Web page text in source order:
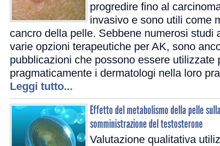
progredire fino al
invasivo e sono utili come
cancro della pelle. Sebbene numerosi studi
varie opzioni terapeutiche per AK, sono
pubblicazioni che possono essere utilizzate
pragmaticamente i dermatologi nella loro
Leggi tutto...
Effetto del metabolismo della pelle
somministrazione del testosterone
Valutazione qualitativa